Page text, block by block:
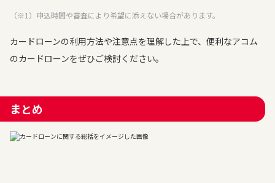
（※1）申込時間や審査により希望に添えない場合があります。
カードローンの利用方法や注意点を理解した上で、便利なアコム
のカードローンをぜひご検討ください。
まとめ